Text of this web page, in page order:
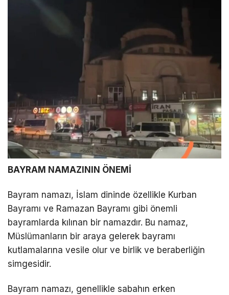
BAYRAM NAMAZININ ÖNEMİ
Bayram namazı, İslam dininde özellikle Kurban
Bayramı ve Ramazan Bayramı gibi önemli
bayramlarda kılınan bir namazdır. Bu namaz,
Müslümanların bir araya gelerek bayramı
kutlamalarına vesile olur ve birlik ve beraberliğin
simgesidir.
Bayram namazı, genellikle sabahın erken